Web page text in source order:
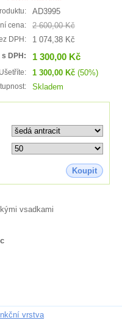
AD3995
cena: 2 600,00 Kč
DPH: 1 074,38 Kč
s DPH: 1 300,00 Kč
Ušetříte: 1 300,00 Kč (50%)
Skladem
Koupit
vsadkami
vrstva